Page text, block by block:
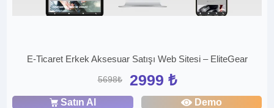
E-Ticaret Erkek Aksesuar Satışı Web Sitesi – EliteGear
5698₺ 2999 ₺
Satın Al Demo